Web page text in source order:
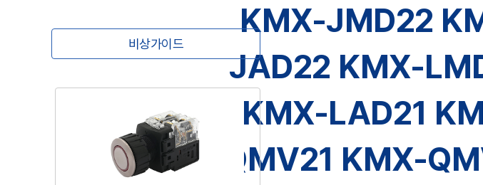
KMX-JMD22
JAD22 KMX-
KMX-LAD21
QMV21 KMX-
비상가이드